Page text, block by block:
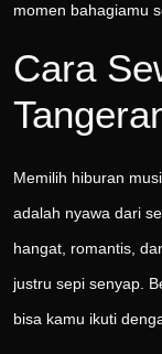
momen bahagiamu
Cara
Memilih hiburan
adalah nyawa dari
hangat, romantis,
justru sepi senyap.
bisa kamu ikuti